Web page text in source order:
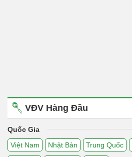
VĐV Hàng Đầu
Quốc Gia
Việt Nam
Nhật Bản Trung Quốc